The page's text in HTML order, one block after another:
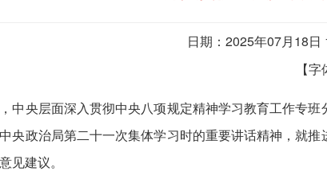
日期：2025年07月18
【字
央层面深入贯彻中央八项规定精神学习教育工作专班
央政治局第二十一次集体学习时的重要讲话精神，就
见建议。